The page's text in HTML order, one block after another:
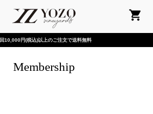
10,000円(税込)以上のご注文で送料無料
Membership